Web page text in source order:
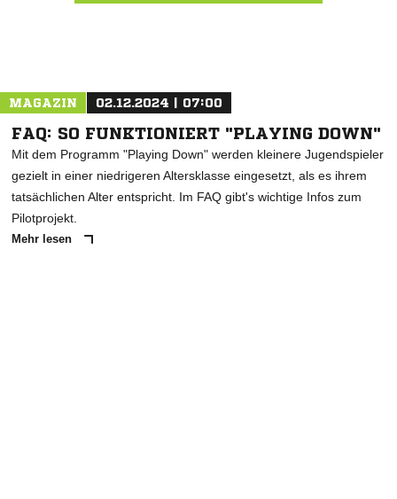
MAGAZIN 02.12.2024 | 07:00
FAQ: SO FUNKTIONIERT "PLAYING DOWN"
Mit dem Programm "Playing Down" werden kleinere Jugendspieler
gezielt in einer niedrigeren Altersklasse eingesetzt, als es ihrem
tatsächlichen Alter entspricht. Im FAQ gibt's wichtige Infos zum
Pilotprojekt.
Mehr lesen